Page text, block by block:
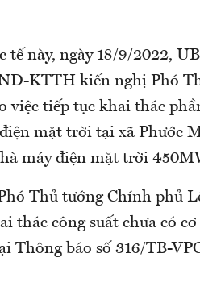
tế này, ngày 18/9/2022,
KTTH kiến nghị Phó
việc tiếp tục khai thác
mặt trời tại xã Phước
máy điện mặt trời
Thủ tướng Chính phủ
thác công suất chưa có
Thông báo số 316/TB-